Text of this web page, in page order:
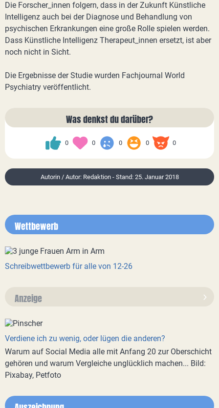
Die Forscher_innen folgern, dass in der Zukunft Künstliche
Intelligenz auch bei der Diagnose und Behandlung von
psychischen Erkrankungen eine große Rolle spielen werden.
Dass Künstliche Intelligenz Therapeut_innen ersetzt, ist aber
noch nicht in Sicht.
Die Ergebnisse der Studie wurden Fachjournal World
Psychiatry veröffentlicht.
Was denkst du darüber?
0 0 0 0 0
Autorin / Autor: Redaktion - Stand: 25. Januar 2018
Wettbewerb
Schreibwettbewerb für alle von 12-26
Anzeige
Verdiene ich zu wenig, oder lügen die anderen?
Warum auf Social Media alle mit Anfang 20 zur Oberschicht
gehören und warum Vergleiche unglücklich machen... Bild:
Pixabay, Petfoto